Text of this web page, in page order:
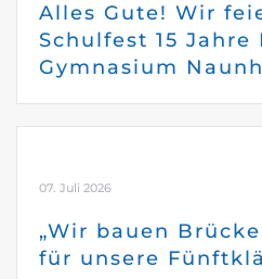
Alles Gute! Wir
Schulfest 15 Jahre
Gymnasium
07. Juli 2026
„Wir bauen
für unsere